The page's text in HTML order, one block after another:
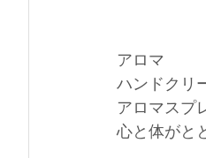
アロマ
ハンドクリ
アロマスプ
心と体がと